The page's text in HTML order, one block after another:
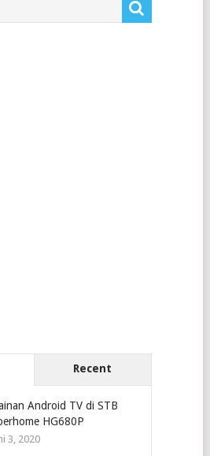
Recent
Android TV di STB
HG680P
3, 2020